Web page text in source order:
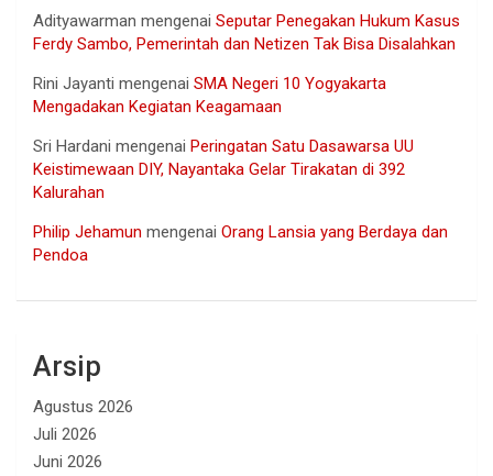
Adityawarman mengenai Seputar Penegakan Hukum Kasus
Ferdy Sambo, Pemerintah dan Netizen Tak Bisa Disalahkan
Rini Jayanti mengenai SMA Negeri 10 Yogyakarta
Mengadakan Kegiatan Keagamaan
Sri Hardani mengenai Peringatan Satu Dasawarsa UU
Keistimewaan DIY, Nayantaka Gelar Tirakatan di 392
Kalurahan
Philip Jehamun mengenai Orang Lansia yang Berdaya dan
Pendoa
Arsip
Agustus 2026
Juli 2026
Juni 2026